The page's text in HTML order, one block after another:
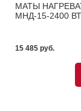
МАТЫ
МНД-15-2400 ВТ
15 485 pуб.